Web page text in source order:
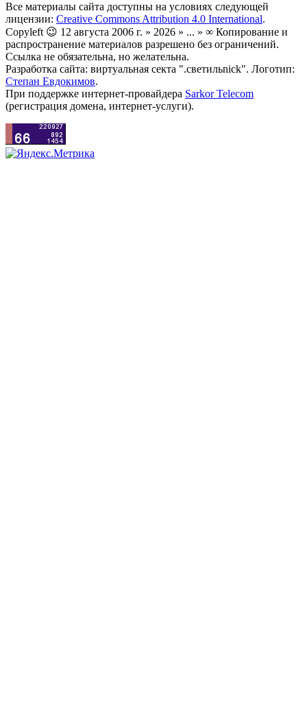
Все материалы сайта доступны на условиях следующей
лицензии: Creative Commons Attribution 4.0 International.
Copyleft 😉 12 августа 2006 г. » 2026 » ... » ∞ Копирование и
распространение материалов разрешено без ограничений.
Ссылка не обязательна, но желательна.
Разработка сайта: виртуальная секта ".светильnick". Логотип:
Степан Евдокимов.
При поддержке интернет-провайдера Sarkor Telecom
(регистрация домена, интернет-услуги).